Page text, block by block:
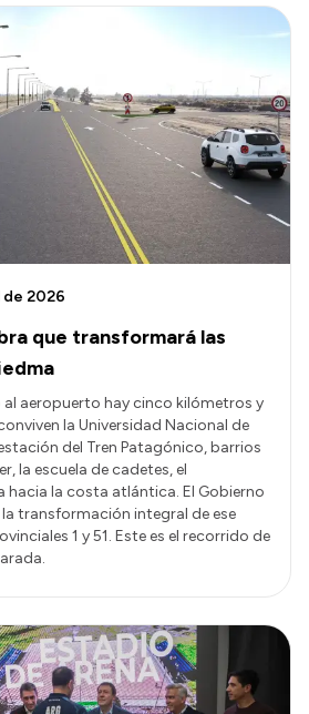
que transformará las
de 2026
al aeropuerto hay cinco kilómetros y
la Universidad Nacional de
del Tren Patagónico, barrios
la escuela de cadetes, el
hacia la costa atlántica. El Gobierno
transformación integral de ese
1 y 51. Este es el recorrido de